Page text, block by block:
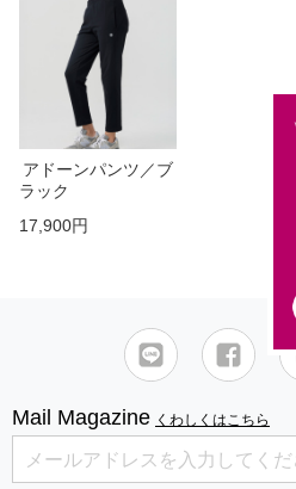
アドーンパンツ／ブ
ラック
17,900円
Mail Magazine くわしくはこちら